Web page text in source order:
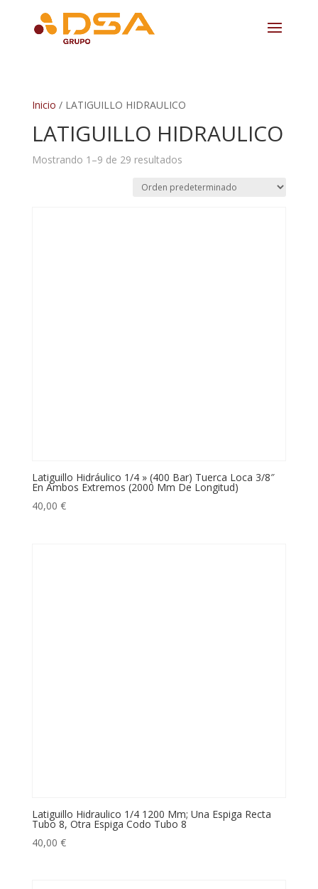
Inicio / LATIGUILLO HIDRAULICO
LATIGUILLO HIDRAULICO
Mostrando 1–9 de 29 resultados
Latiguillo Hidráulico 1/4 » (400 Bar) Tuerca Loca 3/8″
En Ambos Extremos (2000 Mm De Longitud)
40,00 €
Latiguillo Hidraulico 1/4 1200 Mm; Una Espiga Recta
Tubo 8, Otra Espiga Codo Tubo 8
40,00 €